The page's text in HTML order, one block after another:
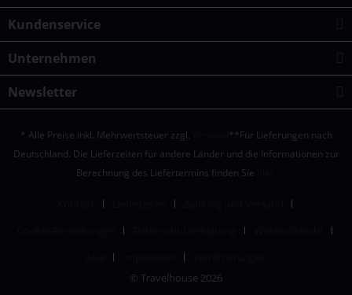
Kundenservice
Unternehmen
Newsletter
* Alle Preise inkl. Mehrwertsteuer zzgl.
**Für Lieferungen nach
Deutschland. Die Lieferzeiten für andere Länder und die Informationen zur
Berechnung des Liefertermins finden Sie
© Travelhouse 2026